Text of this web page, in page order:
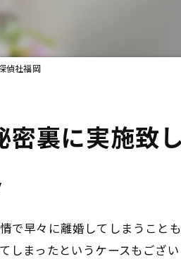
偵社福岡
裏に実施致
情で早々に離婚してしまう
まったというケースもござ